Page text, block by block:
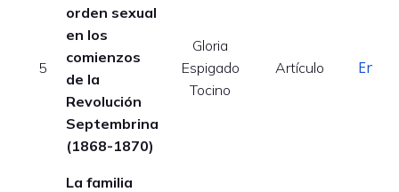
5
orden sexual
en los
comienzos
de la
Revolución
Septembrina
(1868-1870)
Gloria
Espigado
Tocino
Artículo
La familia